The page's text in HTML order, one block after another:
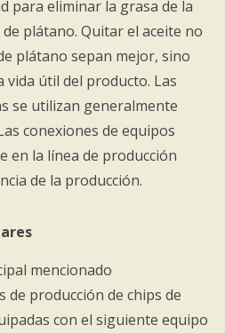
para eliminar la grasa de la
plátano. Quitar el aceite no
plátano sepan mejor, sino
útil del producto. Las
se utilizan generalmente
conexiones de equipos
en la línea de producción
de la producción.
mencionado
producción de chips de
con el siguiente equipo